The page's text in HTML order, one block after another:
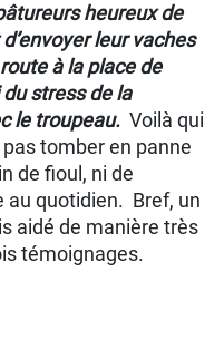
heureux de
leur vaches
à la place de
stress de la
le troupeau. Voilà qui
tomber en panne
de fioul, ni de
au quotidien. Bref, un
aidé de manière très
témoignages.